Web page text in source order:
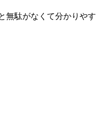
無駄がなくて分かりやす